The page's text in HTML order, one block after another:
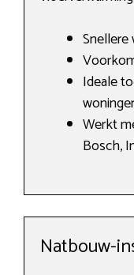
Snellere
Ideale
Werkt
Bosch,
Natbouw-